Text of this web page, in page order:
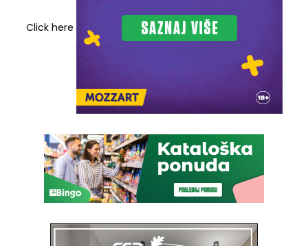
Click here